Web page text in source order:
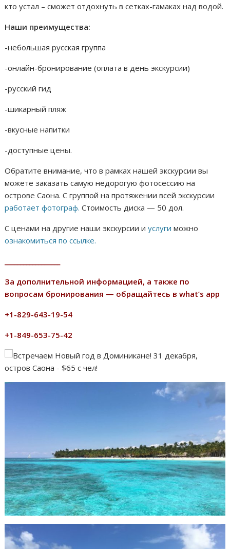
кто устал – сможет отдохнуть в сетках-гамаках над водой.
Наши преимущества:
-небольшая русская группа
-онлайн-бронирование (оплата в день экскурсии)
-русский гид
-шикарный пляж
-вкусные напитки
-доступные цены.
Обратите внимание, что в рамках нашей экскурсии вы
можете заказать самую недорогую фотосессию на
острове Саона. С группой на протяжении всей экскурсии
работает фотограф. Стоимость диска — 50 дол.
С ценами на другие наши экскурсии иуслуги можно
ознакомиться по ссылке.
За дополнительной информацией, а также по
вопросам бронирования — обращайтесь в what’s app
+1-829-643-19-54
+1-849-653-75-42